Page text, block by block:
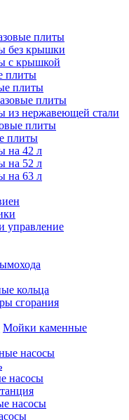
плиты
без крышки
с крышкой
плиты
плиты
плиты
из нержавеющей стали
плиты
плиты
на 42 л
на 52 л
на 63 л
управление
кольца
сгорания
Мойки каменные
насосы
насосы
насосы